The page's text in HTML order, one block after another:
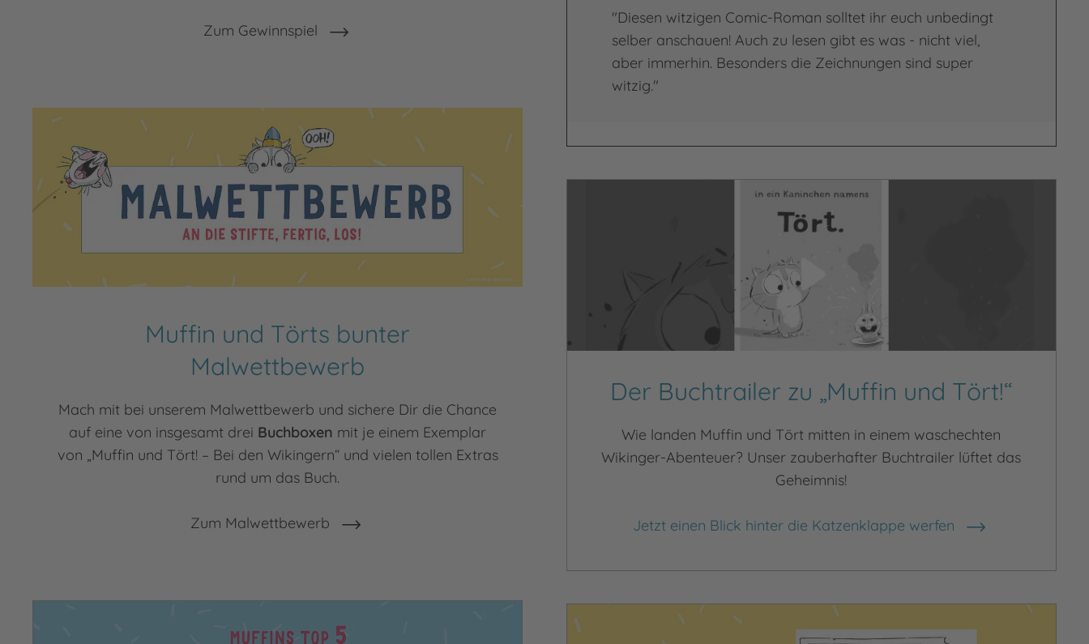
"Diesen witzigen Comic-Roman solltet ihr euch unbedingt
selber anschauen! Auch zu lesen gibt es was - nicht viel,
aber immerhin. Besonders die Zeichnungen sind super
witzig."
Zum Gewinnspiel
Muffin und Törts bunter
Malwettbewerb
Mach mit bei unserem Malwettbewerb und sichere Dir die Chance
auf eine von insgesamt drei Buchboxen mit je einem Exemplar
von „Muffin und Tört! – Bei den Wikingern“ und vielen tollen Extras
rund um das Buch.
Zum Malwettbewerb
Der Buchtrailer zu „Muffin und Tört!“
Wie landen Muffin und Tört mitten in einem waschechten
Wikinger-Abenteuer? Unser zauberhafter Buchtrailer lüftet das
Geheimnis!
Jetzt einen Blick hinter die Katzenklappe werfen